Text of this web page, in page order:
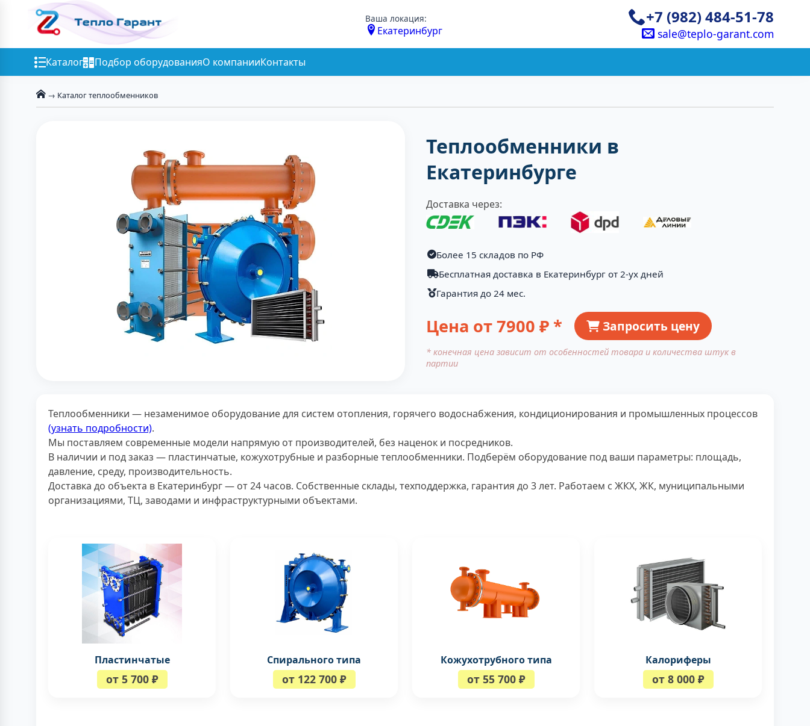
Ваша локация:
Екатеринбург
+7 (982) 484-51-78
sale@teplo-garant.com
Каталог Подбор оборудованияО компанииКонтакты
→ Каталог теплообменников
Теплообменники в
Екатеринбурге
Доставка через:
Более 15 складов по РФ
Бесплатная доставка в Екатеринбург от 2-ух дней
Гарантия до 24 мес.
Цена от7900 ₽ * Запросить цену
* конечная цена зависит от особенностей товара и количества штук в
партии
Теплообменники — незаменимое оборудование для систем отопления, горячего водоснабжения, кондиционирования и промышленных процессов
(узнать подробности).
Мы поставляем современные модели напрямую от производителей, без наценок и посредников.
В наличии и под заказ — пластинчатые, кожухотрубные и разборные теплообменники. Подберём оборудование под ваши параметры: площадь,
давление, среду, производительность.
Доставка до объекта в Екатеринбург — от 24 часов. Собственные склады, техподдержка, гарантия до 3 лет. Работаем с ЖКХ, ЖК, муниципальными
организациями, ТЦ, заводами и инфраструктурными объектами.
Пластинчатые
от 5 700 ₽
Спирального типа
от 122 700 ₽
Кожухотрубного типа
от 55 700 ₽
Калориферы
от 8 000 ₽